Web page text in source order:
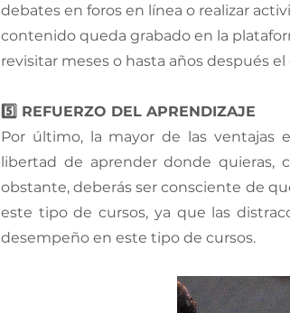
debates en foros en línea o realizar
contenido queda grabado en la
revisitar meses o hasta años después
5️⃣ REFUERZO DEL APRENDIZAJE
Por último, la mayor de las ventajas
libertad de aprender donde quieras,
obstante, deberás ser consciente de
este tipo de cursos, ya que las
desempeño en este tipo de cursos.